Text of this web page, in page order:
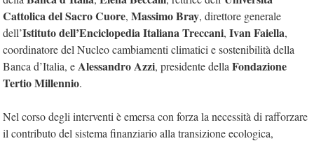
Cattolica del Sacro Cuore, Massimo Bray, direttore generale
dell’Istituto dell’Enciclopedia Italiana Treccani, Ivan Faiella,
coordinatore del Nucleo cambiamenti climatici e sostenibilità della
Banca d’Italia, eAlessandro Azzi, presidente della Fondazione
Tertio Millennio.
Nel corso degli interventi è emersa con forza la necessità di rafforzare
il contributo del sistema finanziario alla transizione ecologica,